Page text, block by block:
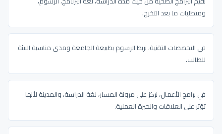
ومتطلبات ما بعد التخرج.
في التخصصات التقنية، نربط الرسوم بطبيعة الجامعة ومدى مناسبة البيئة
للطالب.
في برامج الأعمال، نركز على مرونة المسار، لغة الدراسة، والمدينة لأنها
تؤثر على العلاقات والخبرة العملية.